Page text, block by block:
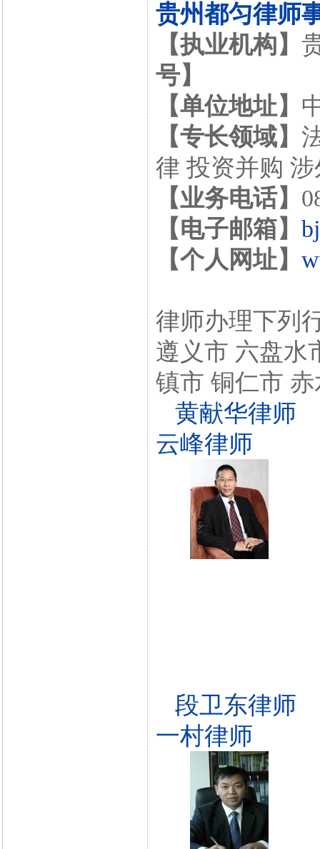
贵州都匀律师
【执业机构】
号】
【单位地址】
【专长领域】
律 投资并购
【业务电话】
【电子邮箱】
【个人网址】
律师办理下列
遵义市 六盘水
镇市 铜仁市
黄献华律师
云峰律师
段卫东律师
一村律师